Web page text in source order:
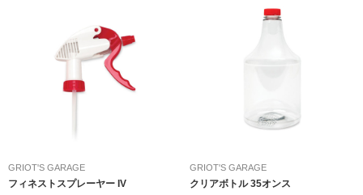
GRIOT'S GARAGE
フィネストスプレーヤー IV
GRIOT'S GARAGE
クリアボトル 35オンス